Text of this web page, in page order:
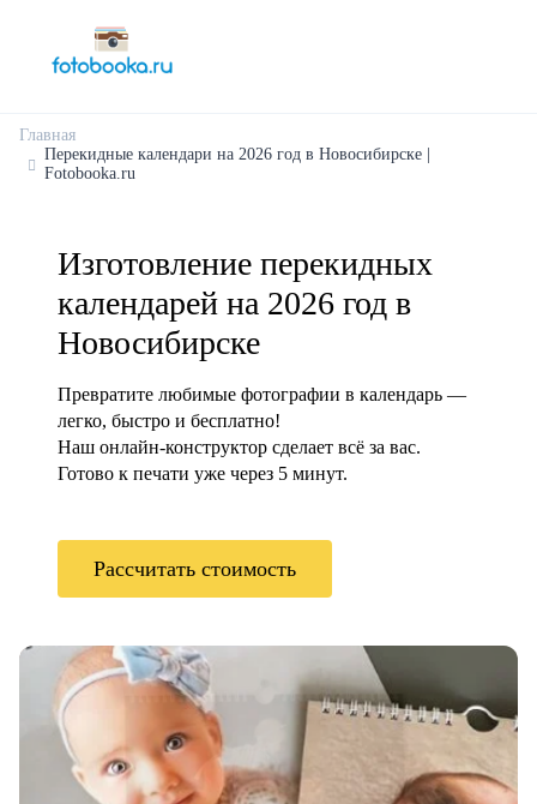
Главная
Перекидные календари на 2026 год в Новосибирске |
Fotobooka.ru
Изготовление перекидных
календарей на 2026 год в
Новосибирске
Превратите любимые фотографии в календарь —
легко, быстро и бесплатно!
Наш онлайн-конструктор сделает всё за вас.
Готово к печати уже через 5 минут.
Рассчитать стоимость